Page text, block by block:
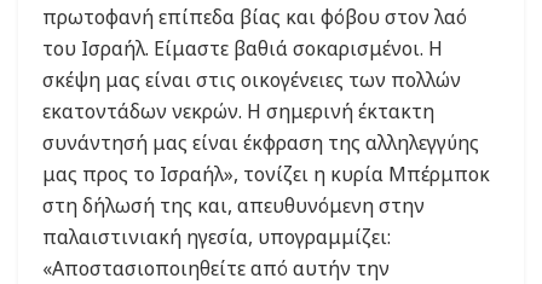
πρωτοφανή επίπεδα βίας και φόβου στον λαό
του Ισραήλ. Είμαστε βαθιά σοκαρισμένοι. Η
σκέψη μας είναι στις οικογένειες των πολλών
εκατοντάδων νεκρών. Η σημερινή έκτακτη
συνάντησή μας είναι έκφραση της αλληλεγγύης
μας προς το Ισραήλ», τονίζει η κυρία Μπέρμποκ
στη δήλωσή της και, απευθυνόμενη στην
παλαιστινιακή ηγεσία, υπογραμμίζει:
«Αποστασιοποιηθείτε από αυτήν την